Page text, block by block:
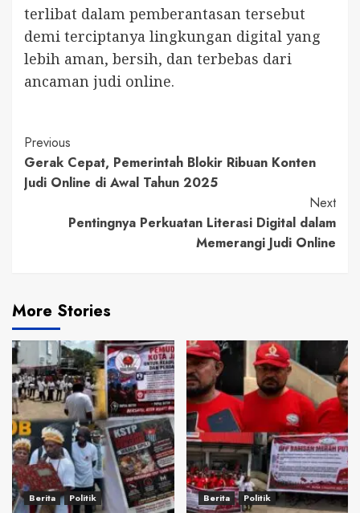
terlibat dalam pemberantasan tersebut
demi terciptanya lingkungan digital yang
lebih aman, bersih, dan terbebas dari
ancaman judi online.
Continue
Reading
Previous
Gerak Cepat, Pemerintah Blokir Ribuan Konten
Judi Online di Awal Tahun 2025
Next
Pentingnya Perkuatan Literasi Digital dalam
Memerangi Judi Online
More Stories
Berita Politik Berita Politik